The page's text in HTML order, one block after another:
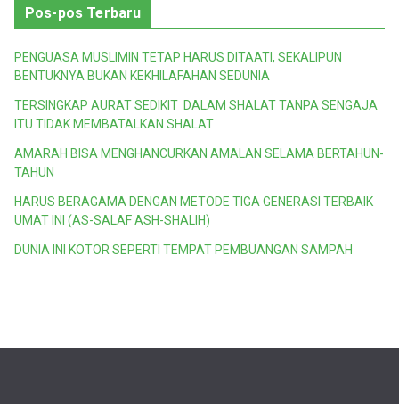
Pos-pos Terbaru
PENGUASA MUSLIMIN TETAP HARUS DITAATI, SEKALIPUN
BENTUKNYA BUKAN KEKHILAFAHAN SEDUNIA
TERSINGKAP AURAT SEDIKIT DALAM SHALAT TANPA SENGAJA
ITU TIDAK MEMBATALKAN SHALAT
AMARAH BISA MENGHANCURKAN AMALAN SELAMA BERTAHUN-
TAHUN
HARUS BERAGAMA DENGAN METODE TIGA GENERASI TERBAIK
UMAT INI (AS-SALAF ASH-SHALIH)
DUNIA INI KOTOR SEPERTI TEMPAT PEMBUANGAN SAMPAH